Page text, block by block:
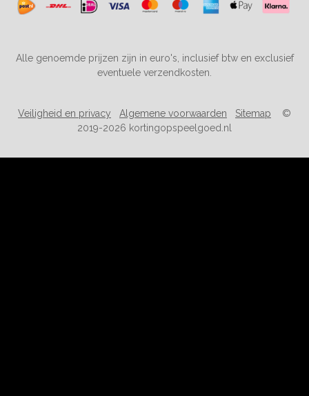
Alle genoemde prijzen zijn in euro's, inclusief btw en exclusief
eventuele verzendkosten.
Veiligheid en privacy Algemene voorwaarden Sitemap ©
2019-2026 kortingopspeelgoed.nl